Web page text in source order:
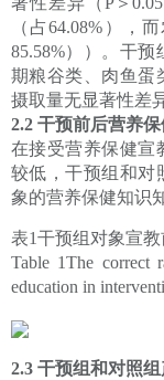
（占64.08%），
85.58%））。干
期粮谷类、肉鱼蛋
摄取量无显著性差
2.2 干预前后营养
在接受营养保健宣
较低，干预组和对
象的营养保健知识
表1干预组对象宣
Table 1The correct
education in
2.3 干预组和对照